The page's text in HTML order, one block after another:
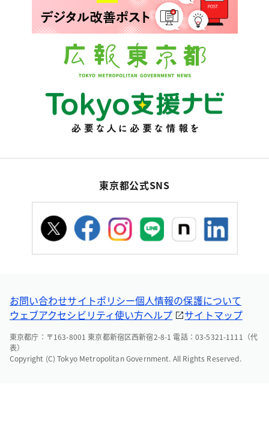
東京都公式SNS
お問い合わせサイトポリシー個人情報の保護について
ウェブアクセシビリティ使い方ヘルプ サイトマップ
東京都庁：〒163-8001 東京都新宿区西新宿2-8-1 電話：03-5321-1111（代
表）
Copyright (C) Tokyo Metropolitan Government. All Rights Reserved.